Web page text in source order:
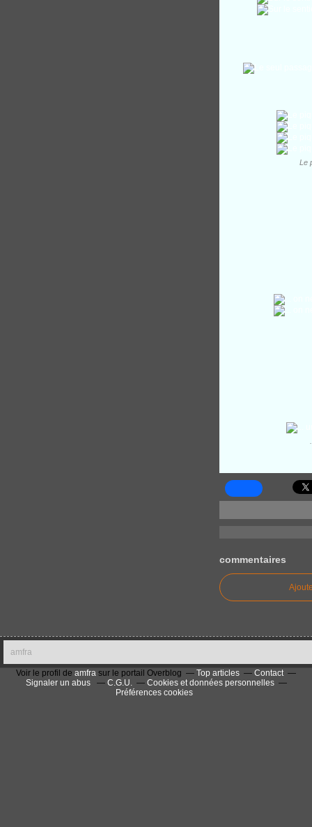
Le
commentaires
amfra
Voir le profil de amfra sur le portail Overblog Top articles
Contact
Signaler un abus
C.G.U.
Cookies et données personnelles
Préférences cookies